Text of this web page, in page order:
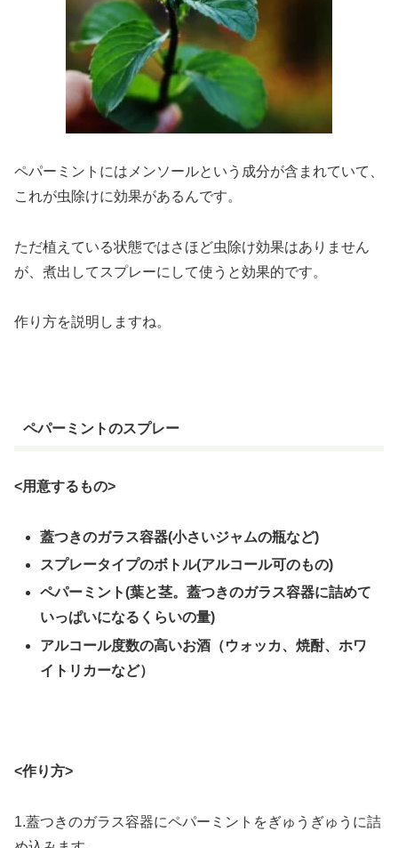
ペパーミントにはメンソールという成分が含まれていて、
これが虫除けに効果があるんです。
ただ植えている状態ではさほど虫除け効果はありません
が、煮出してスプレーにして使うと効果的です。
作り方を説明しますね。
ペパーミントのスプレー
<用意するもの>
蓋つきのガラス容器(小さいジャムの瓶など)
スプレータイプのボトル(アルコール可のもの)
ペパーミント(葉と茎。蓋つきのガラス容器に詰めて
いっぱいになるくらいの量)
アルコール度数の高いお酒（ウォッカ、焼酎、ホワ
イトリカーなど）
<作り方>
1.蓋つきのガラス容器にペパーミントをぎゅうぎゅうに詰